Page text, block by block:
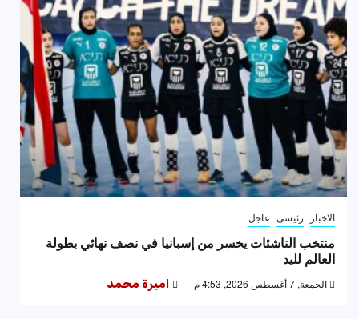
الاخبار رئيسى عاجل
منتخب الناشئات يخسر من إسبانيا في نصف نهائي بطولة
العالم لليد
الجمعة, 7 أغسطس 2026, 4:53 م اميرة محمد